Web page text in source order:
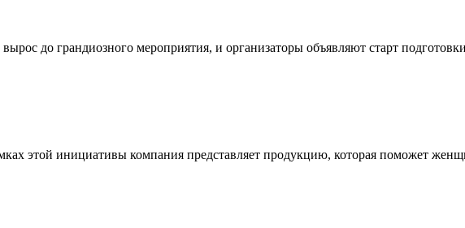
до грандиозного мероприятия, и организаторы объявляют старт
этой инициативы компания представляет продукцию, которая поможет